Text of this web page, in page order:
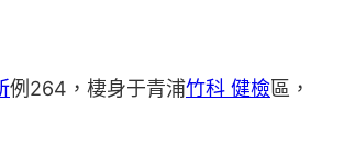
例264，棲身于青浦竹科 健檢區，